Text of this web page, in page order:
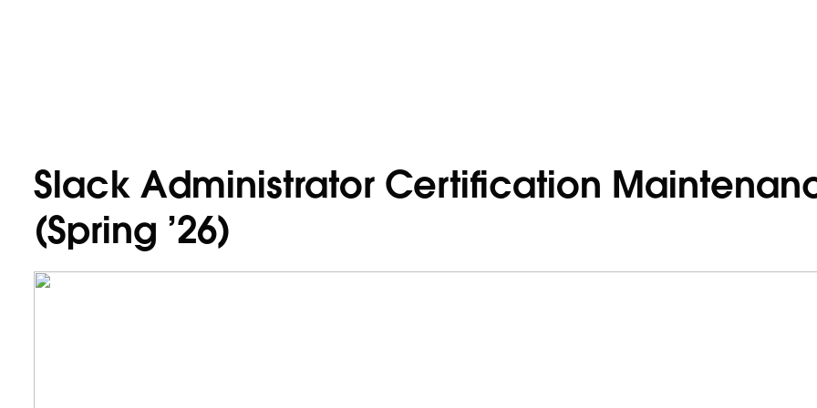
Slack Administrator Certification
(Spring ’26)